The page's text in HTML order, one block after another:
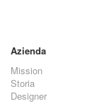
Azienda
Mission
Storia
Designer